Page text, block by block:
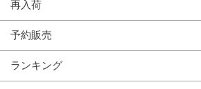
再入荷
予約販売
ランキング